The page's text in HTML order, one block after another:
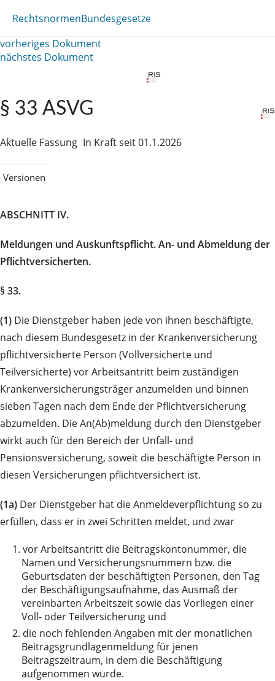
RechtsnormenBundesgesetze
vorheriges Dokument
nächstes Dokument
§ 33 ASVG
Aktuelle Fassung In Kraft seit 01.1.2026
Versionen
ABSCHNITT IV.
Meldungen und Auskunftspflicht. An- und Abmeldung der
Pflichtversicherten.
§ 33.
(1) Die Dienstgeber haben jede von ihnen beschäftigte,
nach diesem Bundesgesetz in der Krankenversicherung
pflichtversicherte Person (Vollversicherte und
Teilversicherte) vor Arbeitsantritt beim zuständigen
Krankenversicherungsträger anzumelden und binnen
sieben Tagen nach dem Ende der Pflichtversicherung
abzumelden. Die An(Ab)meldung durch den Dienstgeber
wirkt auch für den Bereich der Unfall- und
Pensionsversicherung, soweit die beschäftigte Person in
diesen Versicherungen pflichtversichert ist.
(1a) Der Dienstgeber hat die Anmeldeverpflichtung so zu
erfüllen, dass er in zwei Schritten meldet, und zwar
1. vor Arbeitsantritt die Beitragskontonummer, die
Namen und Versicherungsnummern bzw. die
Geburtsdaten der beschäftigten Personen, den Tag
der Beschäftigungsaufnahme, das Ausmaß der
vereinbarten Arbeitszeit sowie das Vorliegen einer
Voll- oder Teilversicherung und
2. die noch fehlenden Angaben mit der monatlichen
Beitragsgrundlagenmeldung für jenen
Beitragszeitraum, in dem die Beschäftigung
aufgenommen wurde.